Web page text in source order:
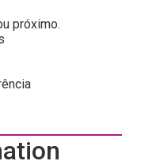
próximo.